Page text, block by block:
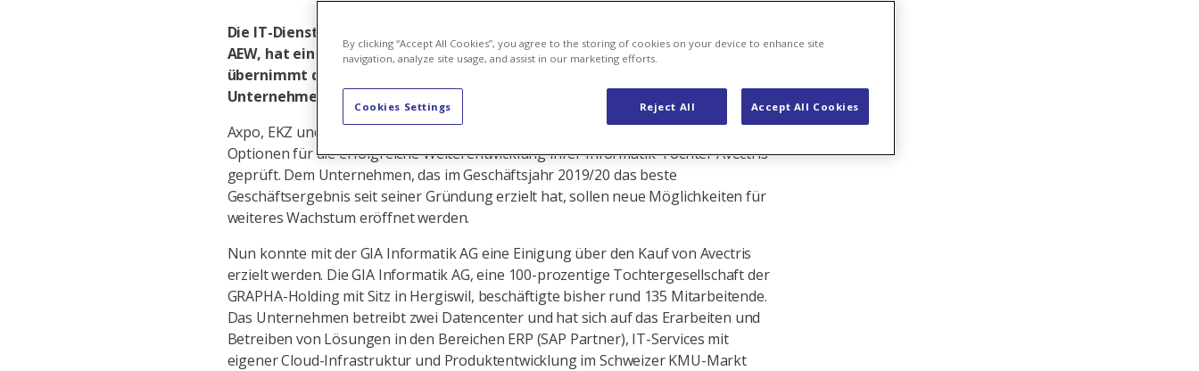
Die IT-Dienstleisterin Avectris, eine Tochtergesellschaft von Axpo, EKZ und
AEW, hat eine neue Eigentümerin: Die GIA Informatik AG mit Sitz in Oftringen
übernimmt das auf den Schweizer KMU-Markt spezialisierte Informatik-
Unternehmen per sofort.
Axpo, EKZ und AEW haben in den vergangenen Monaten verschiedene strategische
Optionen für die erfolgreiche Weiterentwicklung ihrer Informatik-Tochter Avectris
geprüft. Dem Unternehmen, das im Geschäftsjahr 2019/20 das beste
Geschäftsergebnis seit seiner Gründung erzielt hat, sollen neue Möglichkeiten für
weiteres Wachstum eröffnet werden.
Nun konnte mit der GIA Informatik AG eine Einigung über den Kauf von Avectris
erzielt werden. Die GIA Informatik AG, eine 100-prozentige Tochtergesellschaft der
GRAPHA-Holding mit Sitz in Hergiswil, beschäftigte bisher rund 135 Mitarbeitende.
Das Unternehmen betreibt zwei Datencenter und hat sich auf das Erarbeiten und
Betreiben von Lösungen in den Bereichen ERP (SAP Partner), IT-Services mit
eigener Cloud-Infrastruktur und Produktentwicklung im Schweizer KMU-Markt
By clicking “Accept All Cookies”, you agree to the storing of cookies on your device to enhance site
navigation, analyze site usage, and assist in our marketing efforts.
Reject All Accept All Cookies
Cookies Settings